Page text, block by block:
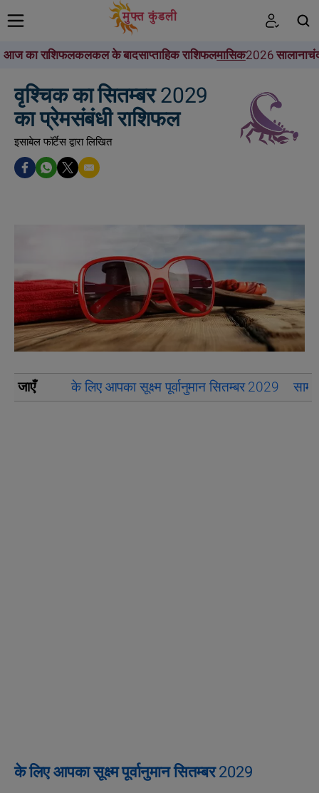
आज का राशिफलकलकल के बादसाप्ताहिक राशिफलमासिक2026 सालाना
वृश्चिक का सितम्बर 2029
का प्रेमसंबंधी राशिफल
इसाबेल फॉर्टेस द्वारा लिखित
जाएँ के लिए आपका सूक्ष्म पूर्वानुमान सितम्बर 2029
के लिए आपका सूक्ष्म पूर्वानुमान सितम्बर 2029